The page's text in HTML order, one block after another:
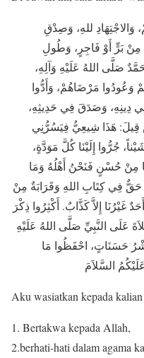
وَالاجْتِهَادِ للهِ، وَصِدْقِ
مِنْ بَرٍّ أَوْ فَاجِرٍ، وَطُولِ
صَلَّى اللهُ عَلَيْهِ وَآلِهِ،
وَعُودُوا مَرْضَاهُمْ، وَأَدُّوا
دِينِهِ، وَصَدَقَ فِي حَدِيثِهِ،
قِيلَ: هَذَا شِيعِيُّ فِيَسُرُّنِي
جُرُّوا إِلَيْنَا كُلَّ مَوَدَّةٍ،
مِنْ حُسْنٍ فَنَحْنُ أَهْلُهُ وَمَا
فِي كِتَابِ اللهِ وَقَرَابَةٌ مِنْ
غَيْرُنَا إِلاَّ كَذَّابٌ. أَكْثِرُوا ذِكْرَ
عَلَى النَّبِيِّ صَلَّى اللهُ عَلَيْهِ
حَسَنَاتٍ، احْفَظُوا مَا
Aku wasiatkan kepada
1. Bertakwa kepada Allah,
2.berhati-hati dalam agama